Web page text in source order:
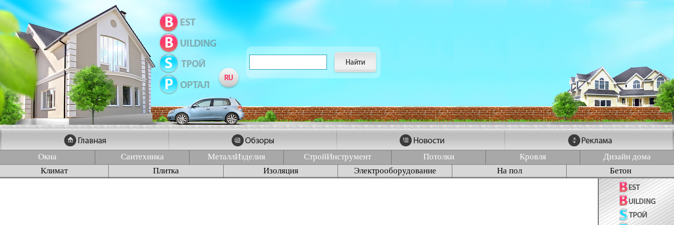
Окна Сантехника МеталлИзделия СтройИнструмент Потолки Кровля
Дизайн дома
Климат
Плитка Изоляция Электрооборудование На пол Бетон